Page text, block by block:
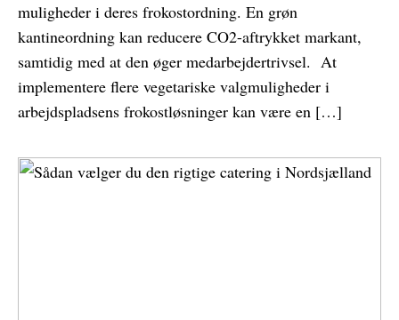
muligheder i deres frokostordning. En grøn
kantineordning kan reducere CO2-aftrykket markant,
samtidig med at den øger medarbejdertrivsel. At
implementere flere vegetariske valgmuligheder i
arbejdspladsens frokostløsninger kan være en […]